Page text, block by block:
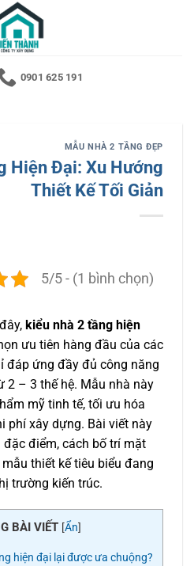
0901 625 191
MẪU NHÀ 2 TẦNG ĐẸP
Hiện Đại: Xu Hướng
Thiết Kế Tối Giản
5/5 - (1 bình chọn)
kiểu nhà 2 tầng hiện
ưu tiên hàng đầu của các
đáp ứng đầy đủ công năng
2 – 3 thế hệ. Mẫu nhà này
mỹ tinh tế, tối ưu hóa
phí xây dựng. Bài viết này
điểm, cách bố trí mặt
thiết kế tiêu biểu đang
trường kiến trúc.
BÀI VIẾT [Ẩn]
hiện đại lại được ưa chuộng?